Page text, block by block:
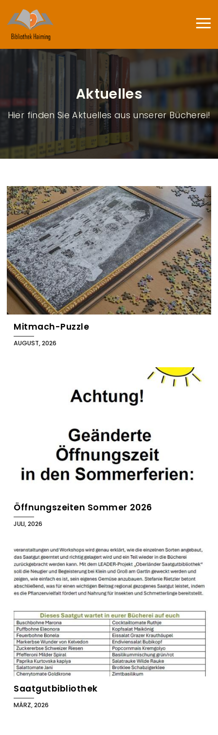
Aktuelles
Hier finden Sie Aktuelles aus unserer Bücherei!
l
o
g
Mitmach-Puzzle
AUGUST, 2026
Öffnungszeiten Sommer 2026
JULI, 2026
Saatgutbibliothek
MÄRZ, 2026